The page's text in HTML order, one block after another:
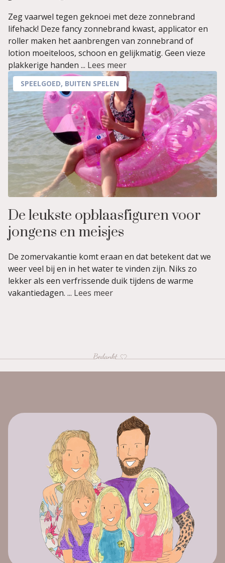
Zeg vaarwel tegen geknoei met deze zonnebrand
lifehack! Deze fancy zonnebrand kwast, applicator en
roller maken het aanbrengen van zonnebrand of
lotion moeiteloos, schoon en gelijkmatig. Geen vieze
plakkerige handen ... Lees meer
SPEELGOED, BUITEN SPELEN
De leukste opblaasfiguren voor
jongens en meisjes
De zomervakantie komt eraan en dat betekent dat we
weer veel bij en in het water te vinden zijn. Niks zo
lekker als een verfrissende duik tijdens de warme
vakantiedagen. ... Lees meer